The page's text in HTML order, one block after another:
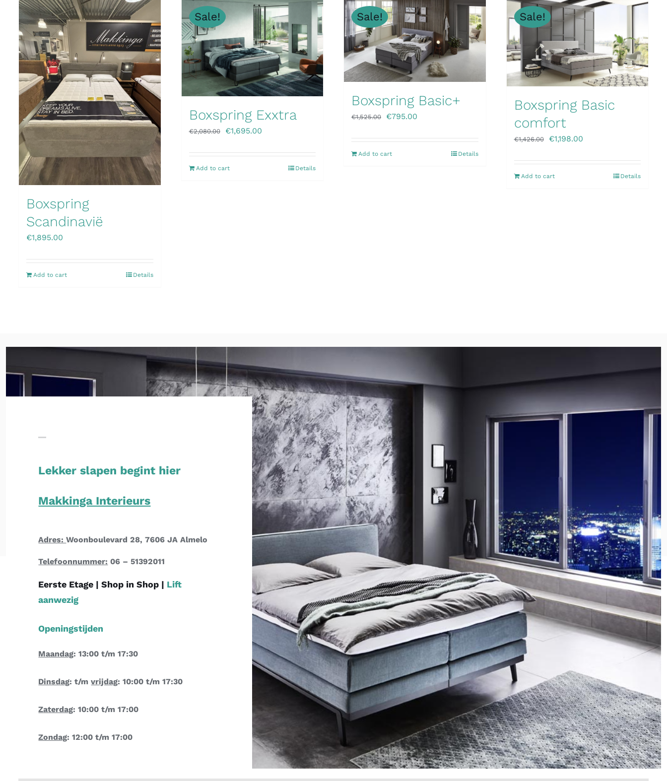
Boxspring
Scandinavië
€1,895.00
Add to cart Details
Sale!
Boxspring Exxtra
€2,080.00 €1,695.00
Add to cart Details
Sale!
Boxspring Basic+
€1,525.00 €795.00
Add to cart Details
Sale!
Boxspring Basic
comfort
€1,426.00 €1,198.00
Add to cart Details
Lekker slapen begint hier
Makkinga Interieurs
Adres:Woonboulevard 28, 7606 JA Almelo
Telefoonnummer: 06 – 51392011
Eerste Etage |Shop in Shop | Lift
aanwezig
Openingstijden
Maandag: 13:00 t/m 17:30
Dinsdag: t/mvrijdag: 10:00 t/m 17:30
Zaterdag: 10:00 t/m 17:00
Zondag: 12:00 t/m 17:00